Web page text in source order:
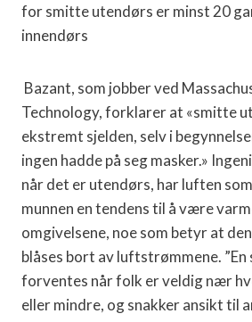
for smitte utendørs er minst 20
innendørs
Bazant, som jobber ved
Technology, forklarer at «smitte
ekstremt sjelden, selv i
ingen hadde på seg masker.»
når det er utendørs, har luften
munnen en tendens til å være
omgivelsene, noe som betyr at
blåses bort av luftstrømmene.
forventes når folk er veldig nær
eller mindre, og snakker ansikt til